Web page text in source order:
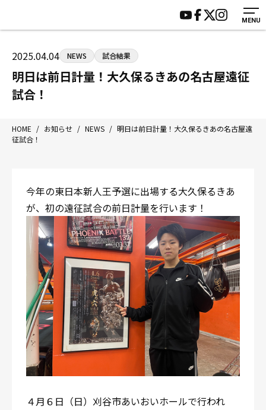
MENU
〒192-0072 東京都八王子市南町3-8 第2原嶋ビル1F
Tel/Fax：042-622-7222
営業時間：月〜土 14:00〜22:00 / 日・祝 14:00〜19:00
HOME
ジムについて
トレーニング
入会案内
施設紹介
会員様の声
サポーター募集
2025.04.04 NEWS 試合結果
明日は前日計量！大久保るきあの名古屋遠征
試合！
HOME / お知らせ / NEWS / 明日は前日計量！大久保るきあの名古屋遠
征試合！
今年の東日本新人王予選に出場する大久保るきあ
が、初の遠征試合の前日計量を行います！
４月６日（日）刈谷市あいおいホールで行われ